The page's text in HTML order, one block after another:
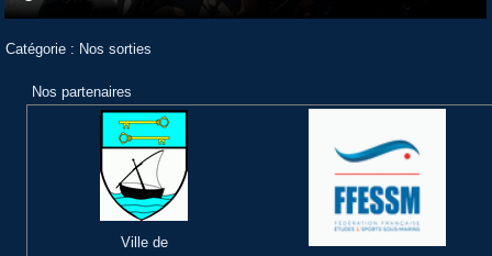
Catégorie : Nos sorties
Nos partenaires
Ville de